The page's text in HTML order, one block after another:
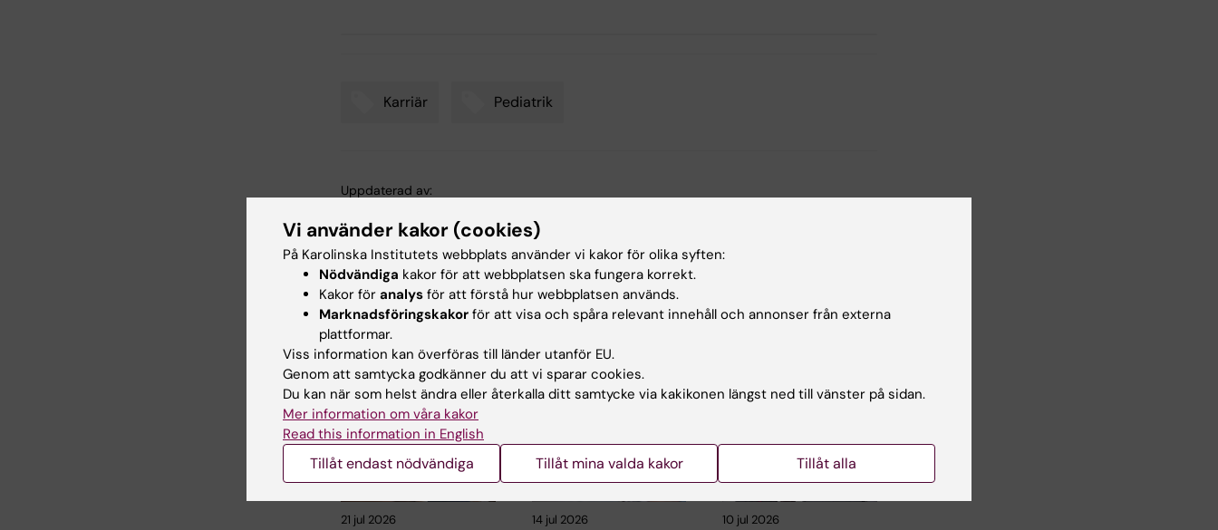
Karriär Pediatrik
Uppdaterad av:
Dela
Relaterade artiklar
21 jul 2026 14 jul 2026 10 jul 2026
Vi använder kakor (cookies)
På Karolinska Institutets webbplats använder vi kakor för olika syften:
Nödvändiga kakor för att webbplatsen ska fungera korrekt.
Kakor för analys för att förstå hur webbplatsen används.
Marknadsföringskakor för att visa och spåra relevant innehåll och annonser från externa
plattformar.
Viss information kan överföras till länder utanför EU.
Genom att samtycka godkänner du att vi sparar cookies.
Du kan när som helst ändra eller återkalla ditt samtycke via kakikonen längst ned till vänster på sidan.
Mer information om våra kakor
Read this information in English
Tillåt endast nödvändiga Tillåt mina valda kakor Tillåt alla